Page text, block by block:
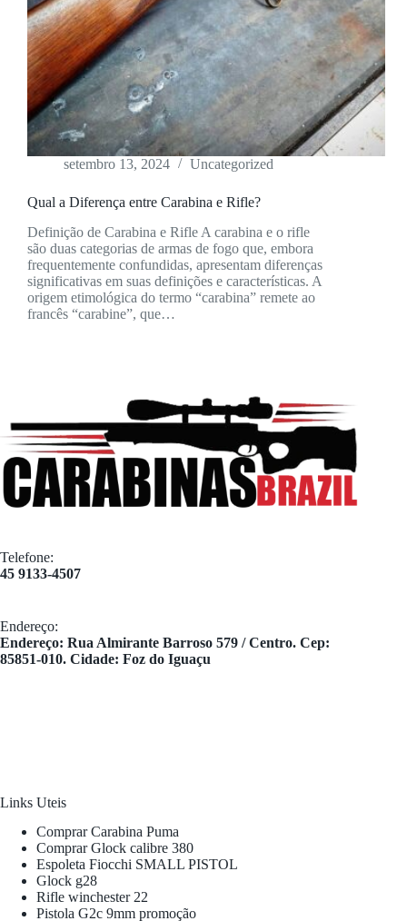
setembro 13, 2024 Uncategorized
Qual a Diferença entre Carabina e Rifle?
Definição de Carabina e Rifle A carabina e o rifle
são duas categorias de armas de fogo que, embora
frequentemente confundidas, apresentam diferenças
significativas em suas definições e características. A
origem etimológica do termo “carabina” remete ao
francês “carabine”, que…
Telefone:
45 9133-4507
Endereço:
​Endereço: Rua Almirante Barroso 579 / Centro. Cep:
85851-010. Cidade: Foz do Iguaçu
Links Uteis
Comprar Carabina Puma
Comprar Glock calibre 380
Espoleta Fiocchi SMALL PISTOL
Glock g28
Rifle winchester 22
Pistola G2c 9mm promoção